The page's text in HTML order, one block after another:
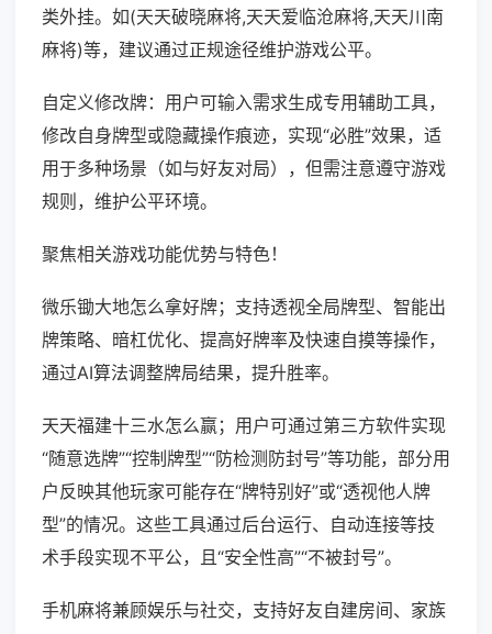
类外挂。如(天天破晓麻将,天天爱临沧麻将,天天川南
麻将)等，建议通过正规途径维护游戏公平。
自定义修改牌：用户可输入需求生成专用辅助工具，
修改自身牌型或隐藏操作痕迹，实现“必胜”效果，适
用于多种场景（如与好友对局），但需注意遵守游戏
规则，维护公平环境。
聚焦相关游戏功能优势与特色！
微乐锄大地怎么拿好牌；支持透视全局牌型、智能出
牌策略、暗杠优化、提高好牌率及快速自摸等操作，
通过AI算法调整牌局结果，提升胜率。
天天福建十三水怎么赢；用户可通过第三方软件实现
“随意选牌”“控制牌型”“防检测防封号”等功能，部分用
户反映其他玩家可能存在“牌特别好”或“透视他人牌
型”的情况。这些工具通过后台运行、自动连接等技
术手段实现不平公，且“安全性高”“不被封号”。
手机麻将兼顾娱乐与社交，支持好友自建房间、家族